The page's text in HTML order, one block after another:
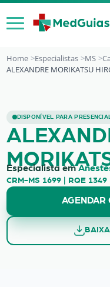
Ir para o conteúdo
Home Especialistas MS
ALEXANDRE MORIKATSU
DISPONÍVEL PARA PRESENCIAL
ALEXANDRE
Especialista em
CRM-MS 1699 | RQE 1349
AGENDAR